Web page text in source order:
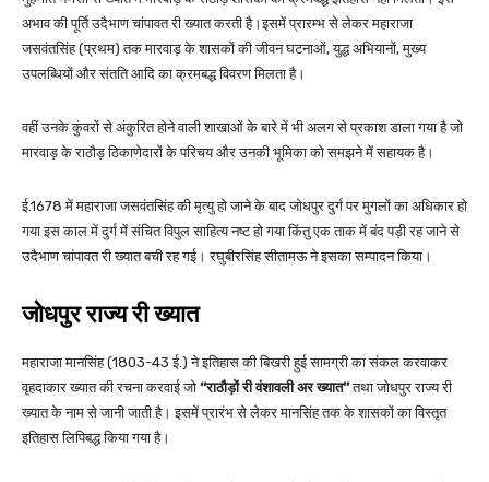
अभाव की पूर्ति उदैभाण चांपावत री ख्यात करती है।इसमें प्रारम्भ से लेकर महाराजा
जसवंतसिंह (प्रथम) तक मारवाड़ के शासकों की जीवन घटनाओं, युद्ध अभियानों, मुख्य
उपलब्धियों और संतति आदि का क्रमबद्ध विवरण मिलता है।
वहीं उनके कुंवरों से अंकुरित होने वाली शाखाओं के बारे में भी अलग से प्रकाश डाला गया है जो
मारवाड़ के राठौड़ ठिकाणेदारों के परिचय और उनकी भूमिका को समझने में सहायक है।
ई.1678 में महाराजा जसवंतसिंह की मृत्यु हो जाने के बाद जोधपुर दुर्ग पर मुगलों का अधिकार हो
गया इस काल में दुर्ग में संचित विपुल साहित्य नष्ट हो गया किंतु एक ताक में बंद पड़ी रह जाने से
उदैभाण चांपावत री ख्यात बची रह गई। रघुबीरसिंह सीतामऊ ने इसका सम्पादन किया।
जोधपुर राज्य री ख्यात
महाराजा मानसिंह (1803-43 ई.) ने इतिहास की बिखरी हुई सामग्री का संकल करवाकर
वृहदाकार ख्यात की रचना करवाई जो ‘‘राठौड़ों री वंशावली अर ख्यात’’तथा जोधपुर राज्य री
ख्यात के नाम से जानी जाती है। इसमें प्रारंभ से लेकर मानसिंह तक के शासकों का विस्तृत
इतिहास लिपिबद्ध किया गया है।